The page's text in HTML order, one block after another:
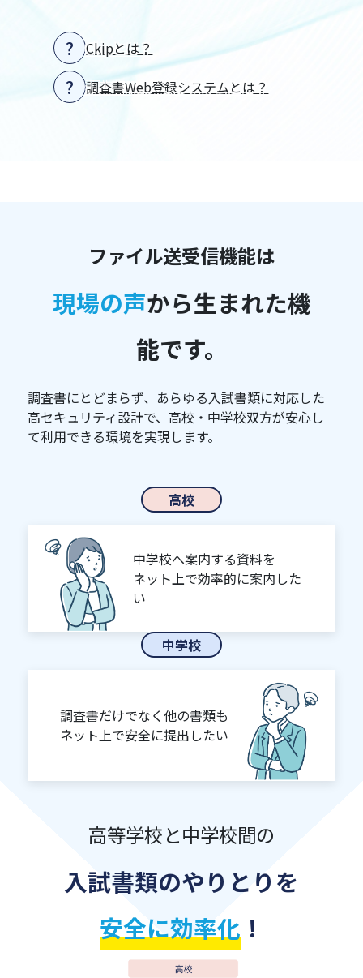
Ckipとは？
調査書Web登録システムとは？
ファイル送受信機能は
現場の声から生まれた機
能です。
調査書にとどまらず、あらゆる入試書類に対応した
高セキュリティ設計で、高校・中学校双方が安心し
て利用できる環境を実現します。
高校
中学校へ案内する資料を
ネット上で効率的に案内した
い
中学校
調査書だけでなく他の書類も
ネット上で安全に提出したい
高等学校と中学校間の
入試書類のやりとりを
安全に効率化 ！